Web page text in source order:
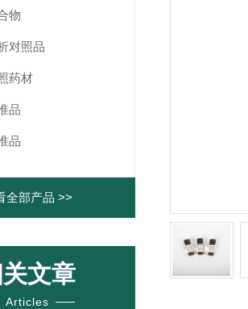
物
对照品
药材
品
品
全部产品 >>
文章
Articles